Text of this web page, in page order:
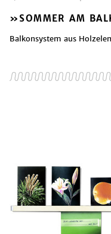
»SOMMER AM
Balkonsystem aus